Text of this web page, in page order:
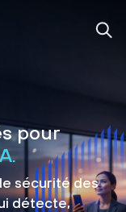
pour
sécuritédes
détecte,